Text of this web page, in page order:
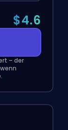
$4.6
– der